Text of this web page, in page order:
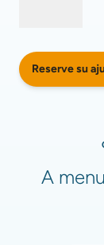
Reserve su
A